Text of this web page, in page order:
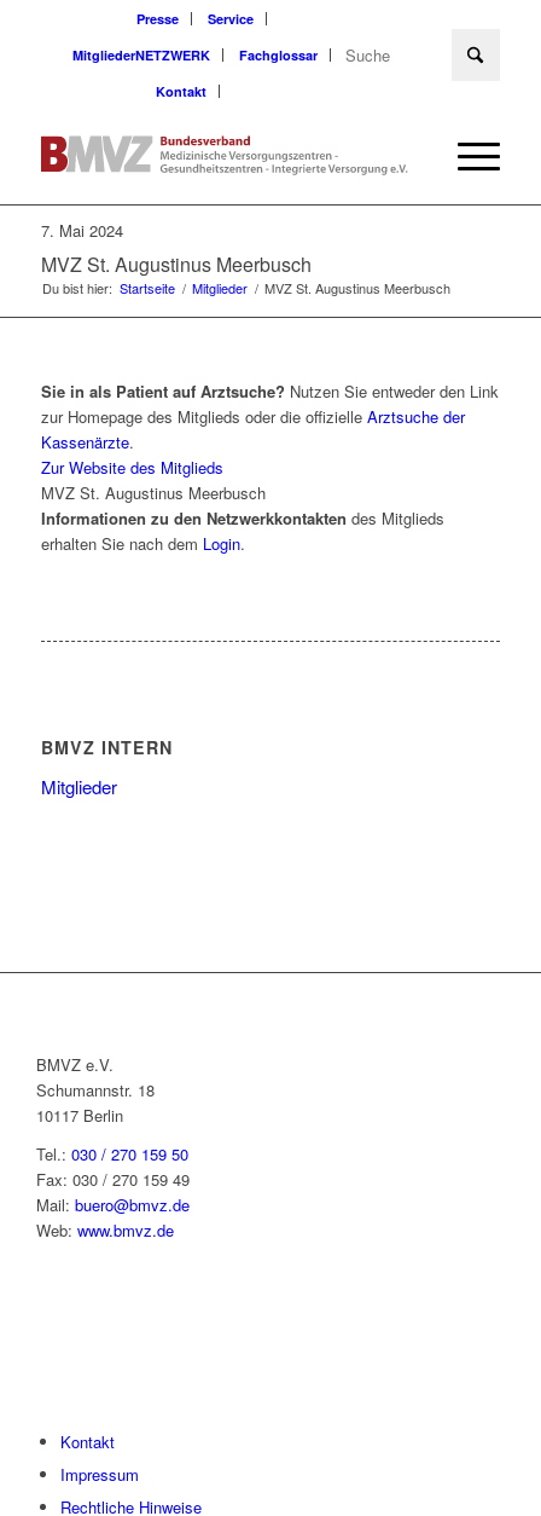
Presse
Service
MitgliederNETZWERK
Fachglossar
Kontakt
7. Mai 2024
MVZ St. Augustinus Meerbusch
Du bist hier: Startseite / Mitglieder / MVZ St. Augustinus Meerbusch
Sie in als Patient auf Arztsuche? Nutzen Sie entweder den Link
zur Homepage des Mitglieds oder die offizielle Arztsuche der
Kassenärzte.
Zur Website des Mitglieds
MVZ St. Augustinus Meerbusch
Informationen zu den Netzwerkkontakten des Mitglieds
erhalten Sie nach dem Login.
BMVZ INTERN
Mitglieder
BMVZ e.V.
Schumannstr. 18
10117 Berlin
Tel.: 030 / 270 159 50
Fax: 030 / 270 159 49
Mail: buero@bmvz.de
Web: www.bmvz.de
Kontakt
Impressum
Rechtliche Hinweise